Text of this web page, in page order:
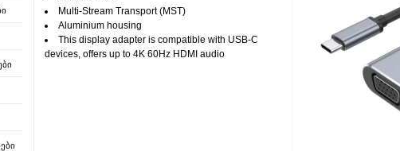
Multi-Stream Transport (MST)
Aluminium housing
This display adapter is compatible with USB-C
devices, offers up to 4K 60Hz HDMI audio